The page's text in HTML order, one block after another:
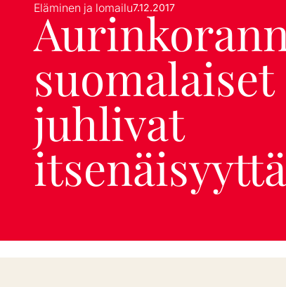
Eläminen ja lomailu7.12.2017
suomalaiset
juhlivat
itsenäisyyttä